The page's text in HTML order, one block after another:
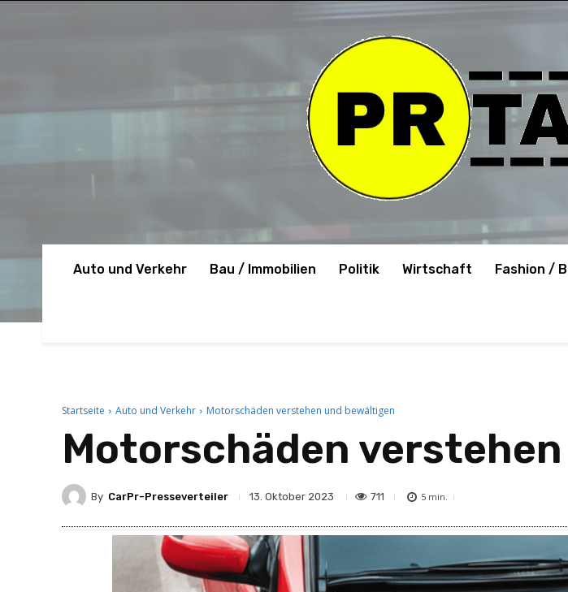
Auto und Verkehr Bau / Immobilien Politik Wirtschaft Fashion /
Startseite Auto und Verkehr Motorschäden verstehen und bewältigen
Motorschäden
By CarPr-Presseverteiler 13. Oktober 2023 711 5 min.